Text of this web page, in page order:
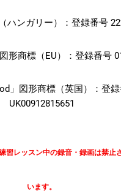
ハンガリー）：登録番号
形商標（EU）：登録番号
」図形商標（英国）：登
UK00912815651
習レッスン中の録音・録画は禁止
います。